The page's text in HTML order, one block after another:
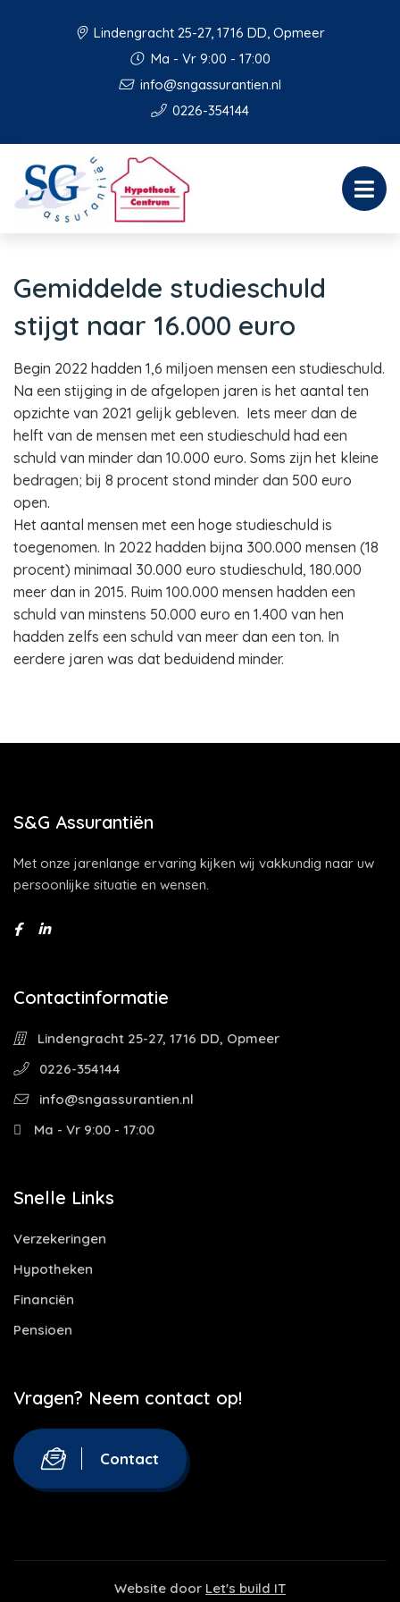
Lindengracht 25-27, 1716 DD, Opmeer
Ma - Vr 9:00 - 17:00
info@sngassurantien.nl
0226-354144
Gemiddelde studieschuld
stijgt naar 16.000 euro
Begin 2022 hadden 1,6 miljoen mensen een studieschuld.
Na een stijging in de afgelopen jaren is het aantal ten
opzichte van 2021 gelijk gebleven. Iets meer dan de
helft van de mensen met een studieschuld had een
schuld van minder dan 10.000 euro. Soms zijn het kleine
bedragen; bij 8 procent stond minder dan 500 euro
open.
Het aantal mensen met een hoge studieschuld is
toegenomen. In 2022 hadden bijna 300.000 mensen (18
procent) minimaal 30.000 euro studieschuld, 180.000
meer dan in 2015. Ruim 100.000 mensen hadden een
schuld van minstens 50.000 euro en 1.400 van hen
hadden zelfs een schuld van meer dan een ton. In
eerdere jaren was dat beduidend minder.
S&G Assurantiën
Met onze jarenlange ervaring kijken wij vakkundig naar uw
persoonlijke situatie en wensen.
Contactinformatie
Lindengracht 25-27, 1716 DD, Opmeer
0226-354144
info@sngassurantien.nl
Ma - Vr 9:00 - 17:00
Snelle Links
Verzekeringen
Hypotheken
Financiën
Pensioen
Vragen? Neem contact op!
Contact
Website door Let's build IT